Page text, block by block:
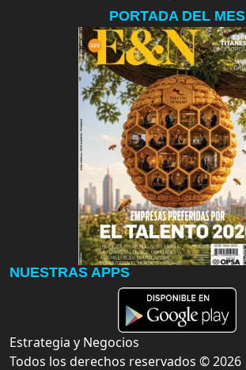
PORTADA DEL MES
NUESTRAS APPS
Estrategia y Negocios
Todos los derechos reservados ©2026